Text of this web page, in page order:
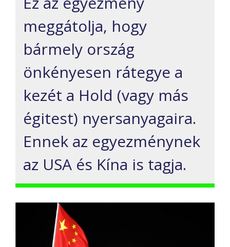
meggátolja, hogy
bármely ország
önkényesen rátegye a
kezét a Hold (vagy más
égitest) nyersanyagaira.
Ennek az egyezménynek
az USA és Kína is tagja.